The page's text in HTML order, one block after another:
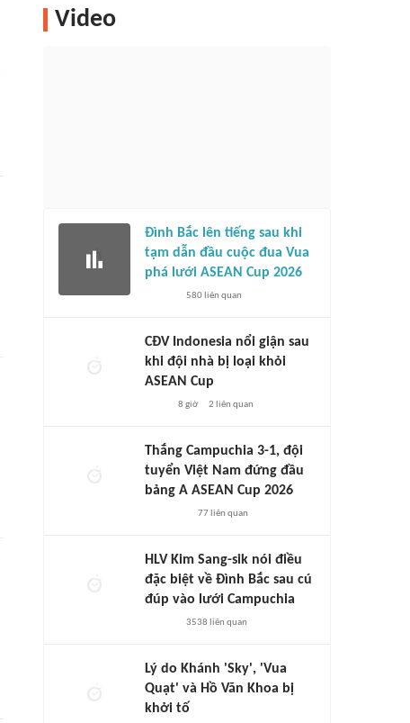
Video
Đình Bắc lên tiếng sau khi
tạm dẫn đầu cuộc đua Vua
phá lưới ASEAN Cup 2026
580liên quan
CĐV Indonesia nổi giận sau
khi đội nhà bị loại khỏi
ASEAN Cup
8 giờ 2 liên quan
Thắng Campuchia 3-1, đội
tuyển Việt Nam đứng đầu
bảng A ASEAN Cup 2026
77liên quan
HLV Kim Sang-sik nói điều
đặc biệt về Đình Bắc sau cú
đúp vào lưới Campuchia
3538 liên quan
Lý do Khánh 'Sky', 'Vua
Quạt' và Hồ Văn Khoa bị
khởi tố